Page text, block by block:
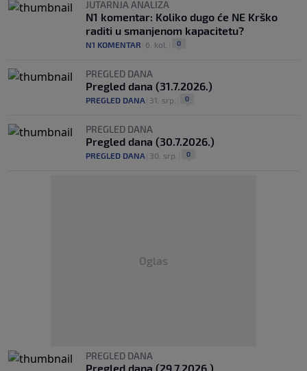
JUTARNJA ANALIZA
N1 komentar: Koliko dugo će NE Krško
raditi u smanjenom kapacitetu?
N1 KOMENTAR 6. kol. 0
PREGLED DANA
Pregled dana (31.7.2026.)
PREGLED DANA 31. srp. 0
PREGLED DANA
Pregled dana (30.7.2026.)
PREGLED DANA 30. srp. 0
Oglas
PREGLED DANA
Pregled dana (29.7.2026.)